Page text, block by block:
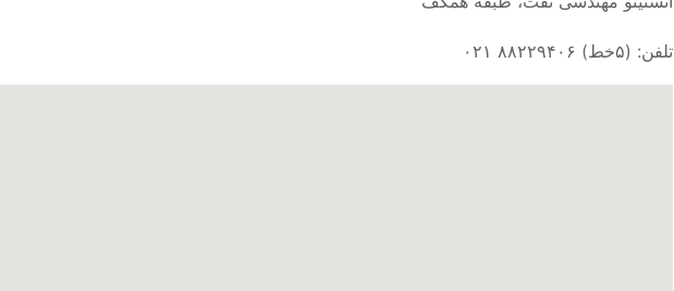
تلفن: (۵خط) ۸۸۲۲۹۴۰۶ ۰۲۱